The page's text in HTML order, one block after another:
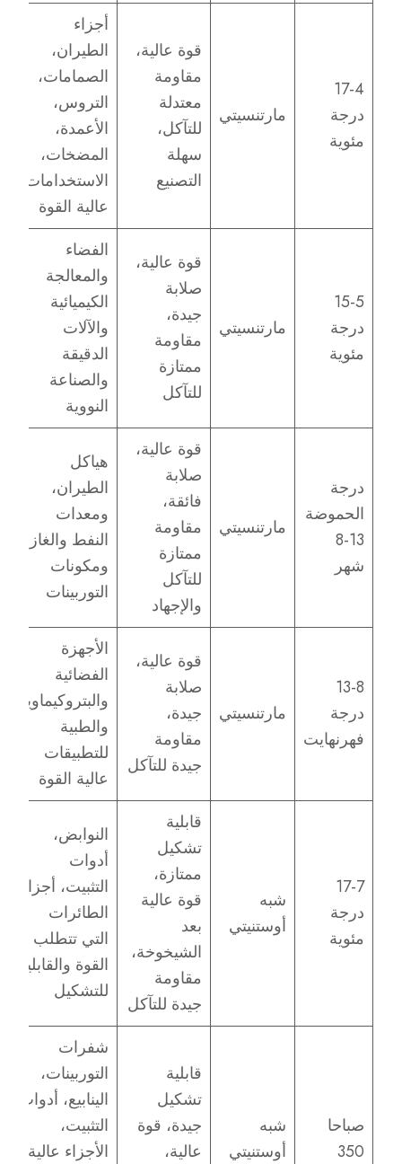
17-4
درجة
مئوية
مارتنسيتي
قوة عالية،
مقاومة
معتدلة
للتآكل،
سهلة
التصنيع
أجزاء
الطيران،
الصمامات،
التروس،
الأعمدة،
المضخات،
الاستخدامات
عالية القوة
15-5
درجة
مئوية
مارتنسيتي
قوة عالية،
صلابة
جيدة،
مقاومة
ممتازة
للتآكل
الفضاء
والمعالجة
الكيميائية
والآلات
الدقيقة
والصناعة
النووية
درجة
الحموضة
13-8
شهر
مارتنسيتي
قوة عالية،
صلابة
فائقة،
مقاومة
ممتازة
للتآكل
والإجهاد
هياكل
الطيران،
ومعدات
النفط والغاز،
ومكونات
التوربينات
13-8
درجة
فهرنهايت
مارتنسيتي
قوة عالية،
صلابة
جيدة،
مقاومة
جيدة للتآكل
الأجهزة
الفضائية
والبتروكيماوية
والطبية
للتطبيقات
عالية القوة
17-7
درجة
مئوية
شبه
أوستنيتي
قابلية
تشكيل
ممتازة،
قوة عالية
بعد
الشيخوخة،
مقاومة
جيدة للتآكل
النوابض،
أدوات
التثبيت، أجزاء
الطائرات
التي تتطلب
القوة والقابلية
للتشكيل
صباحا
350
شبه
أوستنيتي
قابلية
تشكيل
جيدة، قوة
عالية،
شفرات
التوربينات،
الينابيع، أدوات
التثبيت،
الأجزاء عالية